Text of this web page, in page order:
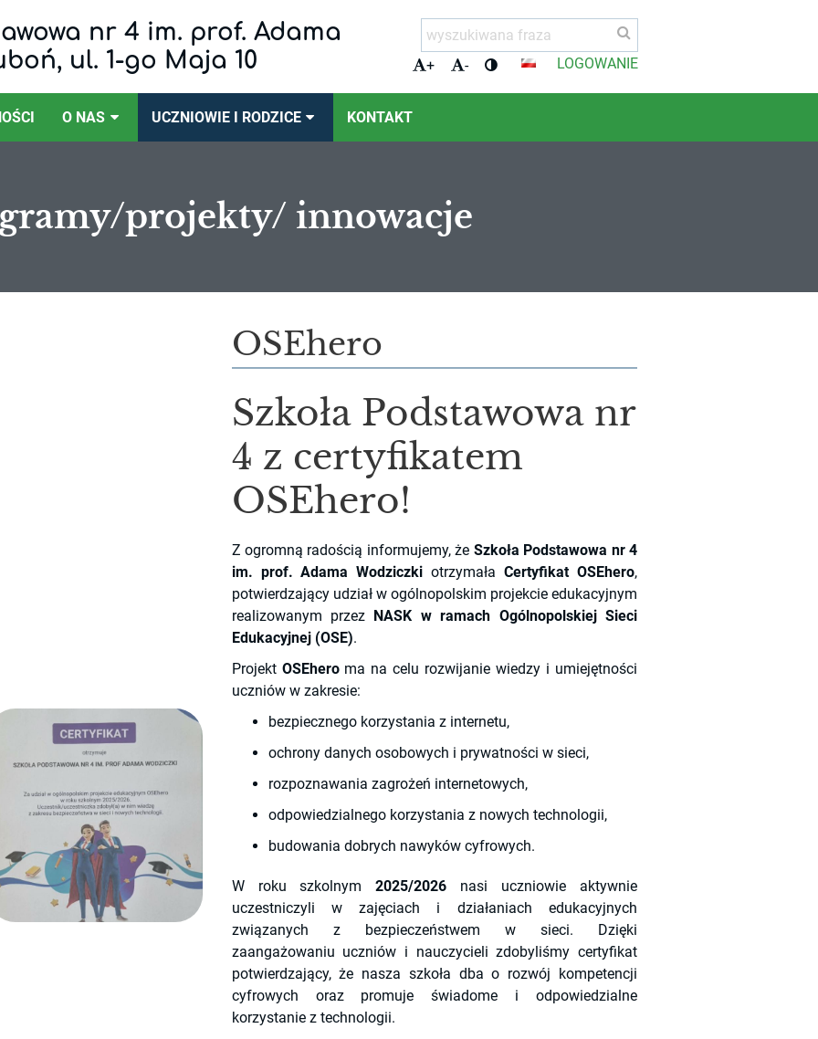
nr 4 im. prof. Adama
ul. 1-go Maja 10
+ - LOGOWANIE
O NAS UCZNIOWIE I RODZICE KONTAKT
projekty/ innowacje
OSEhero
Szkoła Podstawowa nr
4 z certyfikatem
OSEhero!
Z ogromną radością informujemy, że Szkoła Podstawowa nr 4
im. prof. Adama Wodziczki otrzymałaCertyfikat OSEhero,
potwierdzający udział w ogólnopolskim projekcie edukacyjnym
realizowanym przez
NASK w ramach Ogólnopolskiej Sieci
Edukacyjnej (OSE).
Projekt OSEheroma na celu rozwijanie wiedzy i umiejętności
uczniów w zakresie:
bezpiecznego korzystania z internetu,
ochrony danych osobowych i prywatności w sieci,
rozpoznawania zagrożeń internetowych,
odpowiedzialnego korzystania z nowych technologii,
budowania dobrych nawyków cyfrowych.
W roku szkolnym2025/2026 nasi uczniowie aktywnie
uczestniczyli w zajęciach i działaniach edukacyjnych
związanych z bezpieczeństwem w sieci. Dzięki
zaangażowaniu uczniów i nauczycieli zdobyliśmy certyfikat
potwierdzający, że nasza szkoła dba o rozwój kompetencji
cyfrowych oraz promuje świadome i odpowiedzialne
korzystanie z technologii.